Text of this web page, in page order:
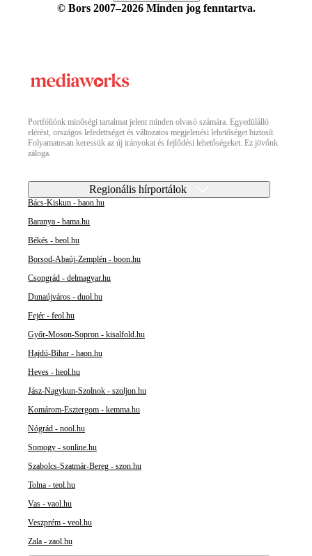
© Bors 2007–2026 Minden jog fenntartva.
Portfóliónk minőségi tartalmat jelent minden olvasó számára. Egyedülálló
elérést, országos lefedettséget és változatos megjelenési lehetőséget biztosít.
Folyamatosan keressük az új irányokat és fejlődési lehetőségeket. Ez jövőnk
záloga.
Regionális hírportálok
Bács-Kiskun - baon.hu
Baranya - bama.hu
Békés - beol.hu
Borsod-Abaúj-Zemplén - boon.hu
Csongrád - delmagyar.hu
Dunaújváros - duol.hu
Fejér - feol.hu
Győr-Moson-Sopron - kisalfold.hu
Hajdú-Bihar - haon.hu
Heves - heol.hu
Jász-Nagykun-Szolnok - szoljon.hu
Komárom-Esztergom - kemma.hu
Nógrád - nool.hu
Somogy - sonline.hu
Szabolcs-Szatmár-Bereg - szon.hu
Tolna - teol.hu
Vas - vaol.hu
Veszprém - veol.hu
Zala - zaol.hu